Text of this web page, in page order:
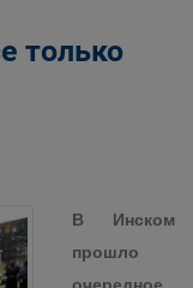
только
В Инском
прошло